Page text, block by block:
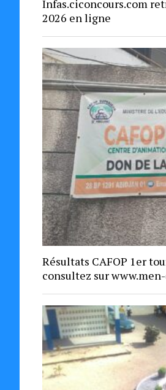
Infas.ciconcours.com
2026 en ligne
Résultats CAFOP 1er
consultez sur